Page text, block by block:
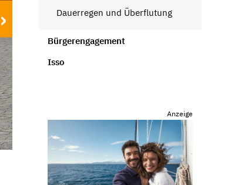
› Dauerregen und Überflutung
Bürgerengagement
Isso
Anzeige